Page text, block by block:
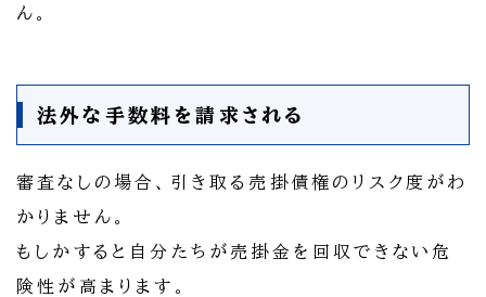
ん。
法外な手数料を請求される
審査なしの場合、引き取る売掛債権のリスク度がわ
かりません。
もしかすると自分たちが売掛金を回収できない危
険性が高まります。